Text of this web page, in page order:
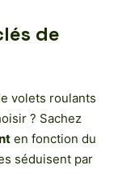
de
volets roulants
? Sachez
en fonction du
séduisent par